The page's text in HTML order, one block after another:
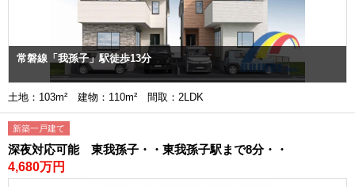
常磐線「我孫子」駅徒歩13分
土地：103m² 建物：110m² 間取：2LDK
新築一戸建て
深夜対応可能 東我孫子・・東我孫子駅まで8分・・
4,680万円